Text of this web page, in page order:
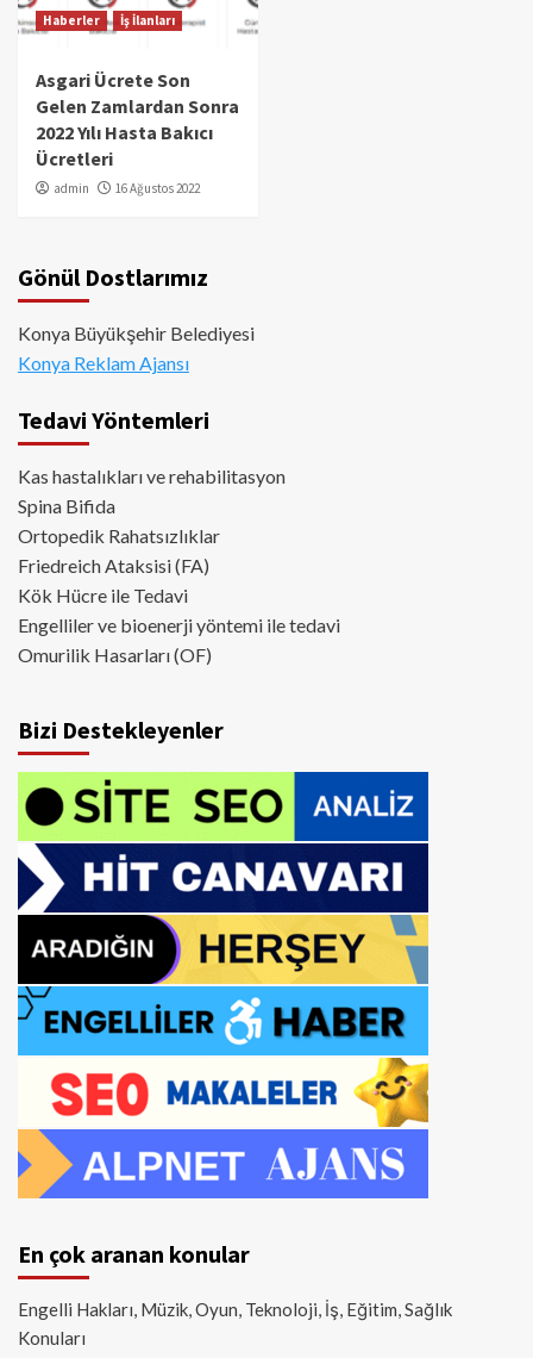
Haberler İş İlanları
Asgari Ücrete Son
Gelen Zamlardan Sonra
2022 Yılı Hasta Bakıcı
Ücretleri
admin 16 Ağustos 2022
Gönül Dostlarımız
Konya Büyükşehir Belediyesi
Konya Reklam Ajansı
Tedavi Yöntemleri
Kas hastalıkları ve rehabilitasyon
Spina Bifida
Ortopedik Rahatsızlıklar
Friedreich Ataksisi (FA)
Kök Hücre ile Tedavi
Engelliler ve bioenerji yöntemi ile tedavi
Omurilik Hasarları (OF)
Bizi Destekleyenler
En çok aranan konular
Engelli Hakları, Müzik, Oyun, Teknoloji, İş, Eğitim, Sağlık
Konuları